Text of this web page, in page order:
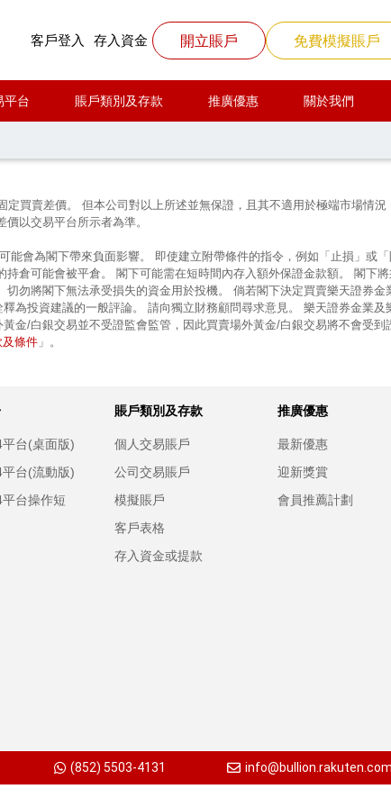
客戶登入 存入資金 開立賬戶 免費模擬賬戶
平台 賬戶類別及存款 推廣優惠 關於我們
條款及條件。 本人/吾等已閱讀及明白樂天證券金業的
買賣差價。 但本公司對以上所述並無保證，且其不適用於極端市場情
以交易平台所示者為準。
會為閣下帶來負面影響。 即使建立附帶條件的指令，例如「止損」或
倉可能會被平倉。 閣下可能需在短時間內存入額外保證金款額。 閣下
勿將閣下無法承受損失的資金用於投機。 倘若閣下決定買賣樂天證券金
投資建議的一般評論。 請向獨立財務顧問尋求意見。 樂天證券金業及
金/白銀交易並不受證監會監管，因此買賣場外黃金/白銀交易將不會受到
及條件 」。
台(桌面版)
台(流動版)
台操作短
賬戶類別及存款
個人交易賬戶
公司交易賬戶
模擬賬戶
客戶表格
存入資金或提款
推廣優惠
最新優惠
迎新獎賞
會員推薦計劃
(852) 5503-4131